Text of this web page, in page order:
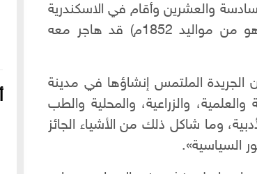
في السادسة والعشرين وأقام في الاسكندرية
وكان شقيقه بشارة الذي يصغره بثلاث اعوام ( هو من مواليد 1852م) قد هاجر معه
الجريدة الملتمس إنشاؤها في مدينة
والعلمية، والزراعية، والمحلية والطب
وما شاكل ذلك من الأشياء الجائز
السياسية».